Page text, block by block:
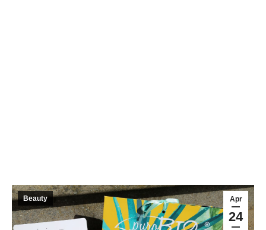
Apr
24
Beauty